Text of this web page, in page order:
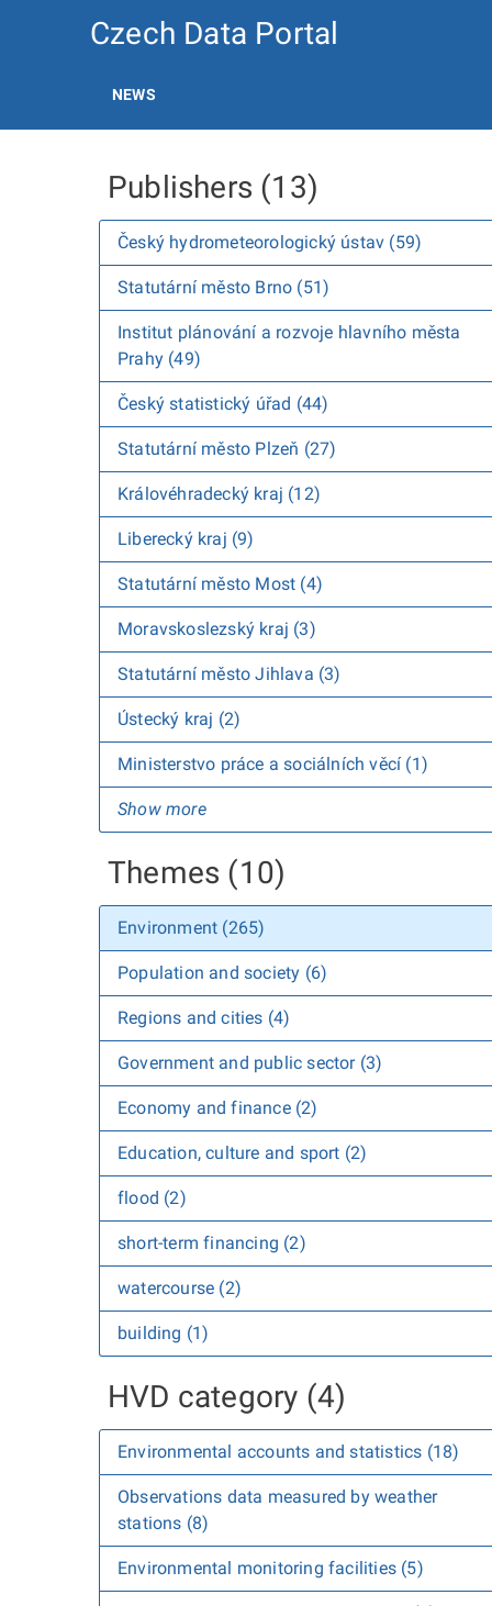
Czech Data Portal
NEWS
Publishers (13)
Český hydrometeorologický ústav (59)
Statutární město Brno (51)
Institut plánování a rozvoje hlavního města
Prahy (49)
Český statistický úřad (44)
Statutární město Plzeň (27)
Královéhradecký kraj (12)
Liberecký kraj (9)
Statutární město Most (4)
Moravskoslezský kraj (3)
Statutární město Jihlava (3)
Ústecký kraj (2)
Ministerstvo práce a sociálních věcí (1)
Show more
Themes (10)
Environment (265)
Population and society (6)
Regions and cities (4)
Government and public sector (3)
Economy and finance (2)
Education, culture and sport (2)
flood (2)
short-term financing (2)
watercourse (2)
building (1)
HVD category (4)
Environmental accounts and statistics (18)
Observations data measured by weather
stations (8)
Environmental monitoring facilities (5)